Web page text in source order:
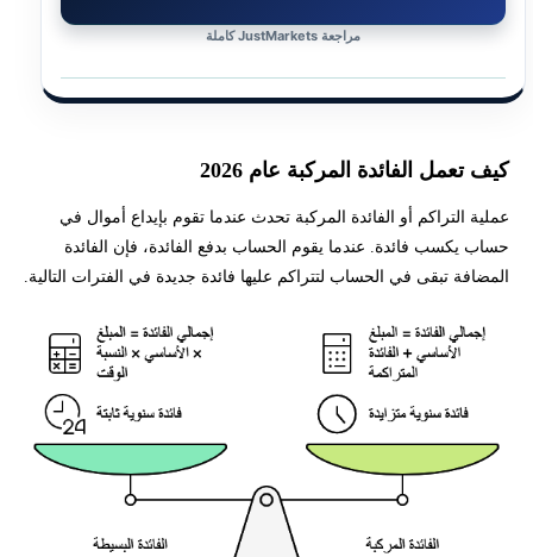
مراجعة JustMarkets كاملة
كيف تعمل الفائدة المركبة عام 2026
عملية التراكم أو الفائدة المركبة تحدث عندما تقوم بإيداع أموال في
حساب يكسب فائدة. عندما يقوم الحساب بدفع الفائدة، فإن الفائدة
المضافة تبقى في الحساب لتتراكم عليها فائدة جديدة في الفترات التالية.